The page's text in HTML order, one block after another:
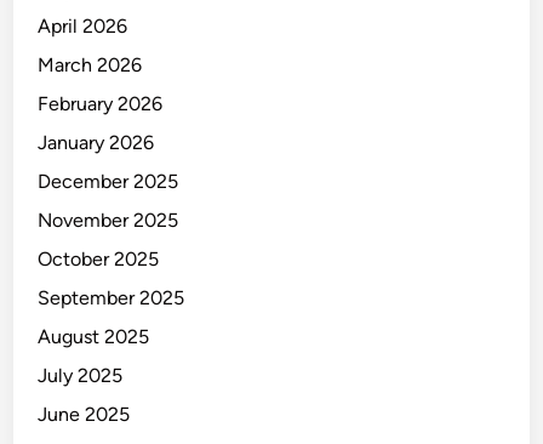
April 2026
March 2026
February 2026
January 2026
December 2025
November 2025
October 2025
September 2025
August 2025
July 2025
June 2025